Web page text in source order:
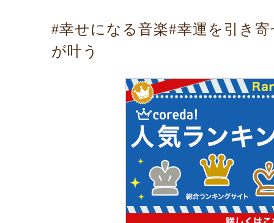
#幸せになる音楽#幸運を引き
が叶う